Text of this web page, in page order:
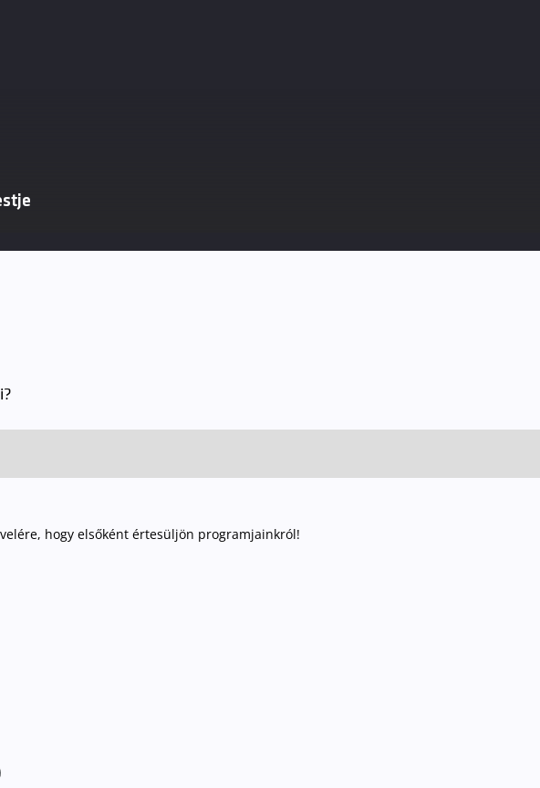
hogy elsőként értesüljön programjainkról!